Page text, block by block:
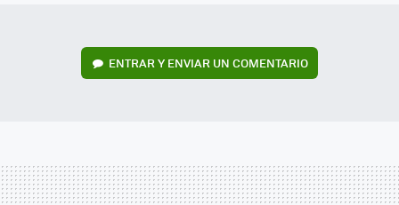
ENTRAR Y ENVIAR UN COMENTARIO